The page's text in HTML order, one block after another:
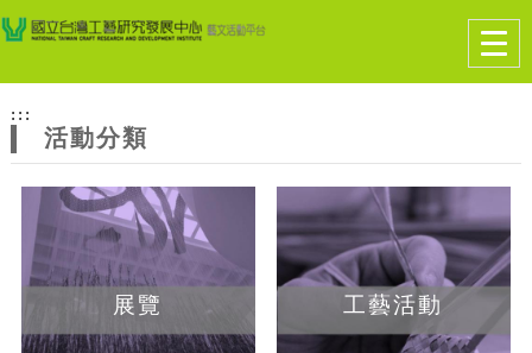
網
站
主
題
跳到主要內容
網站導覽
:::
活動分類
展覽 工藝活動